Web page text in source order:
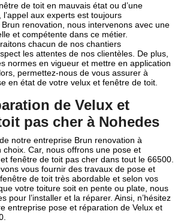
de toit en mauvais état ou d’une
aux experts est toujours
renovation, nous intervenons avec une
et compétente dans ce métier.
chacun de nos chantiers
les attentes de nos clientèles. De plus,
normes en vigueur et mettre en application
permettez-nous de vous assurer à
en état de votre velux et fenêtre de toit.
de Velux et
pas cher à Nohedes
notre entreprise Brun renovation à
choix. Car, nous offrons une pose et
fenêtre de toit pas cher dans tout le 66500.
vous fournir des travaux de pose et
de toit très abordable et selon vos
votre toiture soit en pente ou plate, nous
pour l’installer et la réparer. Ainsi, n’hésitez
entreprise pose et réparation de Velux et